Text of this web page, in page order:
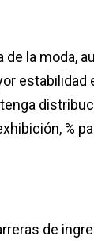
la moda,
estabilidad
%
de